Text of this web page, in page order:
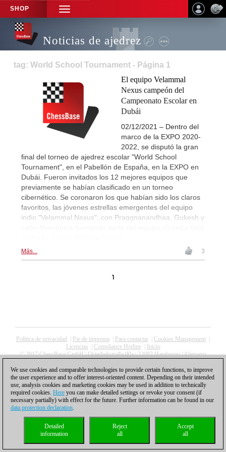
SHOP
TOGGLE
NAVIGATION
Noticias de ajedrez
tag: World School Tournament - Página 1
El equipo Velammal
Nexus campeón del
Campeonato Escolar en
Dubái
02/12/2021 – Dentro del
marco de la EXPO 2020-
2022, se disputó la gran
final del torneo de ajedrez escolar "World School
Tournament", en el Pabellón de España, en la EXPO en
Dubái. Fueron invitados los 12 mejores equipos que
previamente se habían clasificado en un torneo
cibernético. Se coronaron los que habían sido los claros
favoritos, las jóvenes estrellas emergentes del equipo
indio "Velammal Nexus", con Praggnanandhaa, Gukesh y
Más... 3
1
Política de privacidad Pie de imprenta Para contactar Cookies Management
Licencias
Compliance Hotline|
Inicio
© 2017 ChessBase GmbH | Osterbekstraße 90a | 22083 Hamburgo | Alemania
We use cookies and comparable technologies to provide certain functions, to improve
the user experience and to offer interest-oriented content. Depending on their intended
use, analysis cookies and marketing cookies may be used in addition to technically
required cookies. Here you can make detailed settings or revoke your consent (if
necessary partially) with effect for the future. Further information can be found in our
data protection declaration.
Accept
all
Reject
all
Detailed
information